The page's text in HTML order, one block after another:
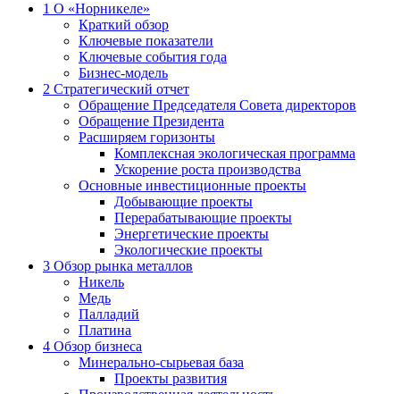
1 О «Норникеле»
Краткий обзор
Ключевые показатели
Ключевые события года
Бизнес-модель
2 Стратегический отчет
Обращение Председателя Совета директоров
Обращение Президента
Расширяем горизонты
Комплексная экологическая программа
Ускорение роста производства
Основные инвестиционные проекты
Добывающие проекты
Перерабатывающие проекты
Энергетические проекты
Экологические проекты
3 Обзор рынка металлов
Никель
Медь
Палладий
Платина
4 Обзор бизнеса
Минерально-сырьевая база
Проекты развития